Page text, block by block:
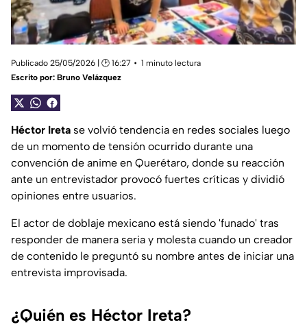
Publicado 25/05/2026 | 🕑 16:27
1 minuto lectura
Escrito por: Bruno Velázquez
Héctor Ireta se volvió tendencia en redes sociales luego
de un momento de tensión ocurrido durante una
convención de anime en Querétaro, donde su reacción
ante un entrevistador provocó fuertes críticas y dividió
opiniones entre usuarios.
El actor de doblaje mexicano está siendo 'funado' tras
responder de manera seria y molesta cuando un creador
de contenido le preguntó su nombre antes de iniciar una
entrevista improvisada.
¿Quién es Héctor Ireta?